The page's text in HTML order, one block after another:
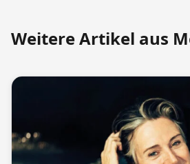
Weitere Artikel aus